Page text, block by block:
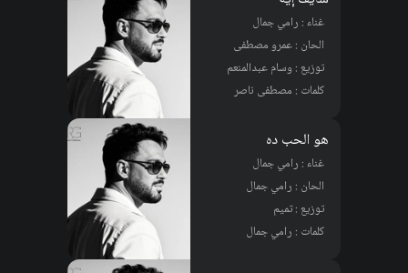
غناء : رامي جمال
الحان : عمرو مصطفى
توزيع : وسام عبدالمنعم
كلمات : مصطفى ناصر
هو الحب ده
غناء : رامي جمال
الحان : رامي جمال
توزيع : تميم
كلمات : رامي جمال